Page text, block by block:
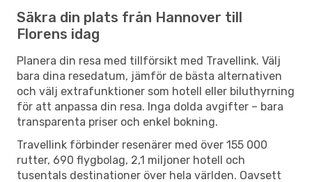
Säkra din plats från Hannover till
Florens idag
Planera din resa med tillförsikt med Travellink. Välj
bara dina resedatum, jämför de bästa alternativen
och välj extrafunktioner som hotell eller biluthyrning
för att anpassa din resa. Inga dolda avgifter – bara
transparenta priser och enkel bokning.
Travellink förbinder resenärer med över 155 000
rutter, 690 flygbolag, 2,1 miljoner hotell och
tusentals destinationer över hela världen. Oavsett